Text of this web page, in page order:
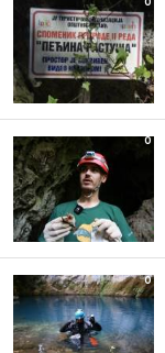
0
0